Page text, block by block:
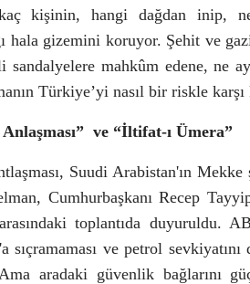
kişinin, hangi
dağdan inip,
hala gizemini koruyor. Şehit ve
mahkûm edene, ne
Türkiye’yi nasıl bir riskle karşı
ve “İltifat-ı Ümera”
Suudi Arabistan'ın
Cumhurbaşkanı Recep
toplantıda duyuruldu.
ve petrol sevkiyatını
aradaki güvenlik bağlarını